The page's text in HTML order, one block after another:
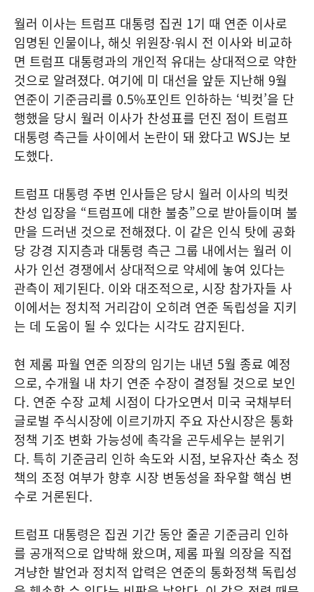
월러 이사는 트럼프 대통령 집권 1기 때 연준 이사로
임명된 인물이나, 해싯 위원장·워시 전 이사와 비교하
면 트럼프 대통령과의 개인적 유대는 상대적으로 약한
것으로 알려졌다. 여기에 미 대선을 앞둔 지난해 9월
연준이 기준금리를 0.5%포인트 인하하는 ‘빅컷’을 단
행했을 당시 월러 이사가 찬성표를 던진 점이 트럼프
대통령 측근들 사이에서 논란이 돼 왔다고 WSJ는 보
도했다.
트럼프 대통령 주변 인사들은 당시 월러 이사의 빅컷
찬성 입장을 “트럼프에 대한 불충”으로 받아들이며 불
만을 드러낸 것으로 전해졌다. 이 같은 인식 탓에 공화
당 강경 지지층과 대통령 측근 그룹 내에서는 월러 이
사가 인선 경쟁에서 상대적으로 약세에 놓여 있다는
관측이 제기된다. 이와 대조적으로, 시장 참가자들 사
이에서는 정치적 거리감이 오히려 연준 독립성을 지키
는 데 도움이 될 수 있다는 시각도 감지된다.
현 제롬 파월 연준 의장의 임기는 내년 5월 종료 예정
으로, 수개월 내 차기 연준 수장이 결정될 것으로 보인
다. 연준 수장 교체 시점이 다가오면서 미국 국채부터
글로벌 주식시장에 이르기까지 주요 자산시장은 통화
정책 기조 변화 가능성에 촉각을 곤두세우는 분위기
다. 특히 기준금리 인하 속도와 시점, 보유자산 축소 정
책의 조정 여부가 향후 시장 변동성을 좌우할 핵심 변
수로 거론된다.
트럼프 대통령은 집권 기간 동안 줄곧 기준금리 인하
를 공개적으로 압박해 왔으며, 제롬 파월 의장을 직접
겨냥한 발언과 정치적 압력은 연준의 통화정책 독립성